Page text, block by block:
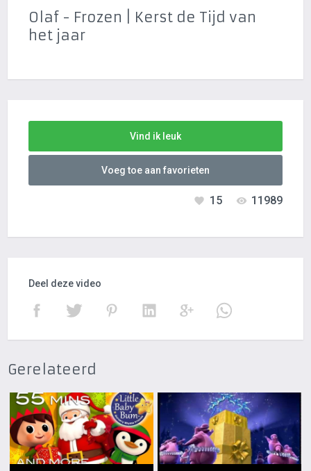
Olaf - Frozen | Kerst de Tijd van
het jaar
Vind ik leuk
Voeg toe aan favorieten
11989
15
Deel deze video
Gerelateerd